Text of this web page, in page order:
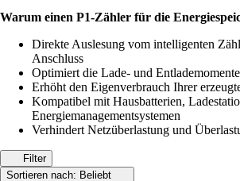
Warum einen P1-Zähler für die
Direkte Auslesung vom intelligenten
Anschluss
Optimiert die Lade- und
Erhöht den Eigenverbrauch Ihrer
Kompatibel mit Hausbatterien,
Energiemanagementsystemen
Verhindert Netzüberlastung und
Filter
Sortieren nach: Beliebt